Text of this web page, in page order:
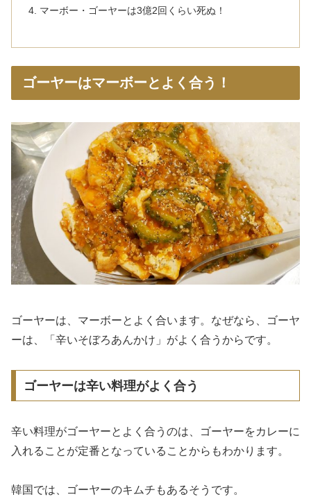
マーボー・ゴーヤーは3億2回くらい死ぬ！
ゴーヤーはマーボーとよく合う！
ゴーヤーは、マーボーとよく合います。なぜなら、ゴーヤ
ーは、「辛いそぼろあんかけ」がよく合うからです。
ゴーヤーは辛い料理がよく合う
辛い料理がゴーヤーとよく合うのは、ゴーヤーをカレーに
入れることが定番となっていることからもわかります。
韓国では、ゴーヤーのキムチもあるそうです。